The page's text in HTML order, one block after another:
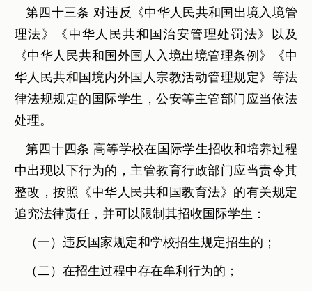
第四十三条 对违反《中华人民共和国出境入境管
理法》《中华人民共和国治安管理处罚法》以及
《中华人民共和国外国人入境出境管理条例》《中
华人民共和国境内外国人宗教活动管理规定》等法
律法规规定的国际学生，公安等主管部门应当依法
处理。
第四十四条 高等学校在国际学生招收和培养过程
中出现以下行为的，主管教育行政部门应当责令其
整改，按照《中华人民共和国教育法》的有关规定
追究法律责任，并可以限制其招收国际学生：
（一）违反国家规定和学校招生规定招生的；
（二）在招生过程中存在牟利行为的；